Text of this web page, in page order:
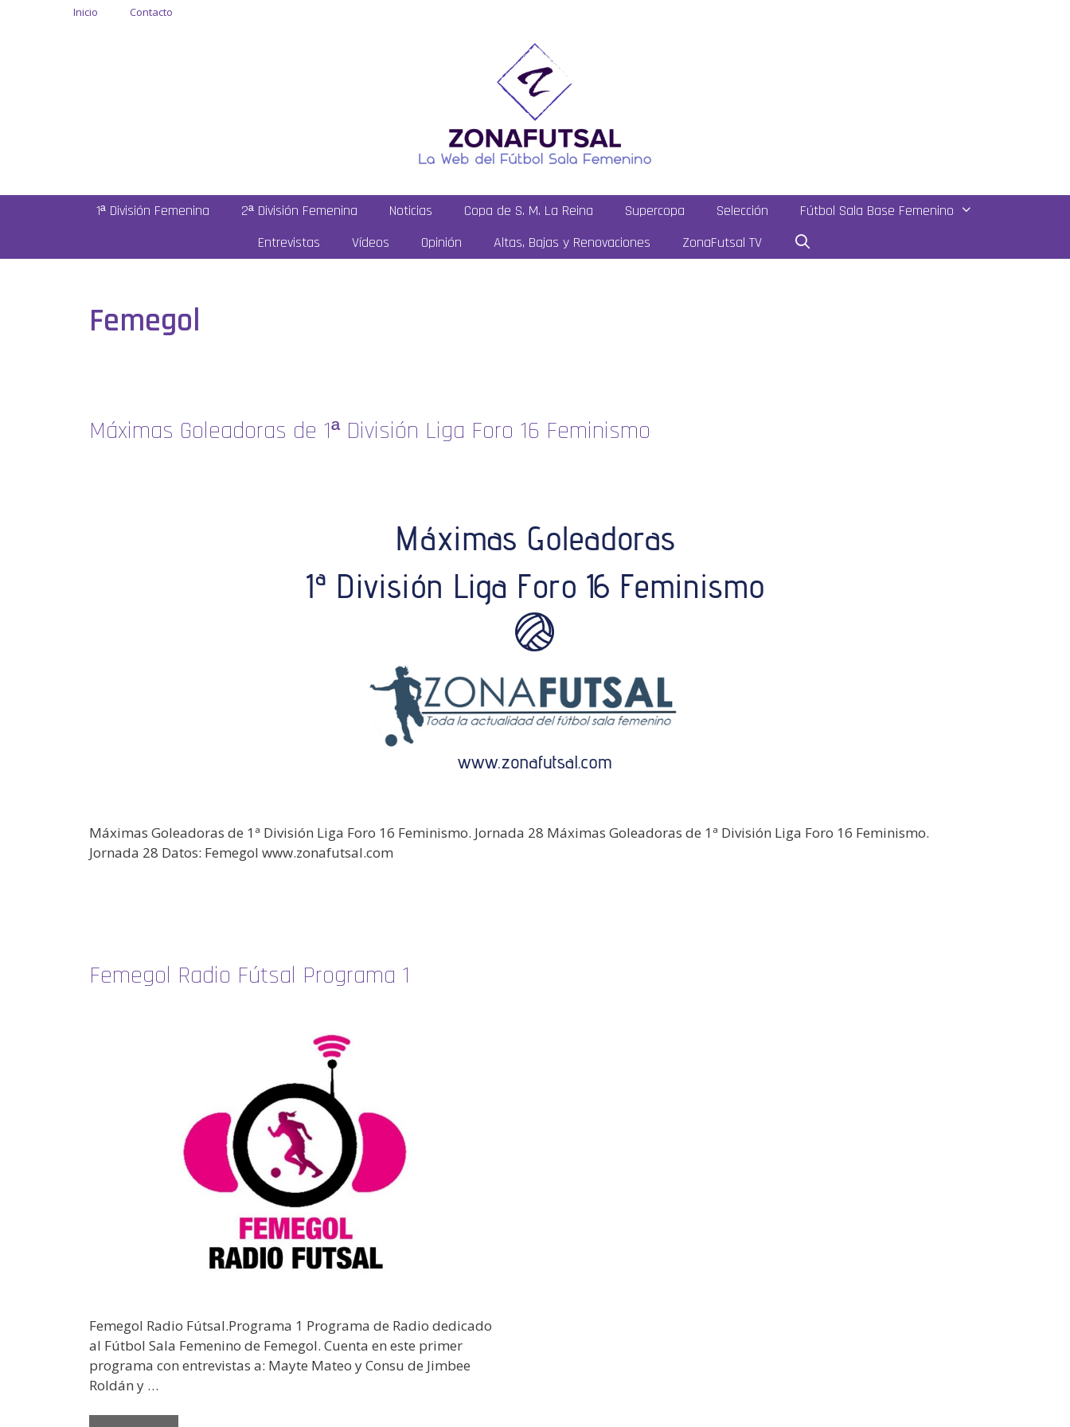
Inicio Contacto
1ª División Femenina 2ª División Femenina Noticias Copa de S. M. La Reina Supercopa Selección
Fútbol Sala Base Femenino
Entrevistas
Vídeos Opinión Altas, Bajas y Renovaciones ZonaFutsal TV
Femegol
Máximas Goleadoras de 1ª División Liga Foro 16 Feminismo
Máximas Goleadoras de 1ª División Liga Foro 16 Feminismo. Jornada 28 Máximas Goleadoras de 1ª División Liga Foro 16 Feminismo.
Jornada 28 Datos: Femegol www.zonafutsal.com
Femegol Radio Fútsal Programa 1
Femegol Radio Fútsal.Programa 1 Programa de Radio dedicado
al Fútbol Sala Femenino de Femegol. Cuenta en este primer
programa con entrevistas a: Mayte Mateo y Consu de Jimbee
Roldán y …